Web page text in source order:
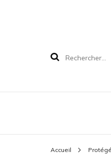
Rechercher :
Accueil